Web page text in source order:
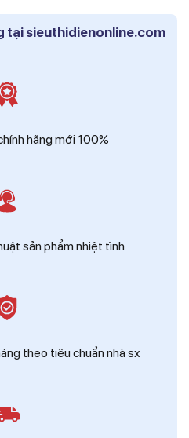
Dương
tại sieuthidienonline.com
hãng mới 100%
sản phẩm nhiệt tình
theo tiêu chuẩn nhà sx